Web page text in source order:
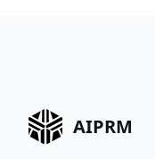
AIPRM